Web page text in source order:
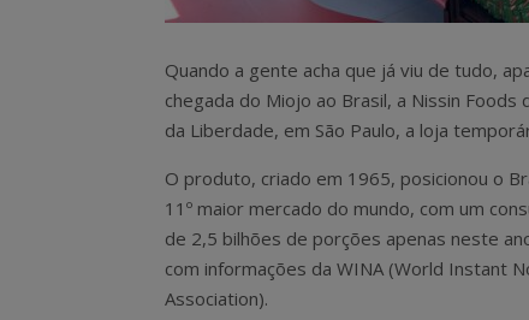
Quando a gente acha que já viu de tudo,
chegada do Miojo ao Brasil, a Nissin
da Liberdade, em São Paulo, a loja
O produto, criado em 1965, posicionou o
11º maior mercado do mundo, com um
de 2,5 bilhões de porções apenas neste
com informações da WINA (World Instant
Association).